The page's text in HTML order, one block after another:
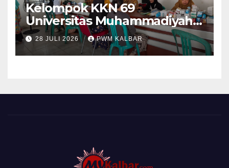
Kelompok KKN 69
Universitas Muhammadiyah
Pontianak Dibagi Dua Tim,
Cat Bangunan dan Dampingi
Pelayanan Posyandu Lansia
28 JULI 2026 PWM KALBAR